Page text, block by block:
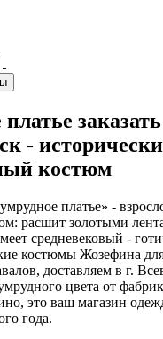
заказать
-
костюм
платье» -
расшит золотыми
средневековый -
костюмы Жозефина
доставляем в г.
цвета от
это ваш магазин
года.